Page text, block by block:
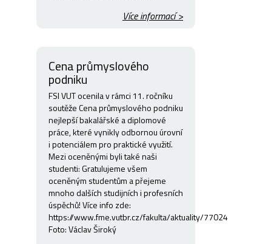
Více informací >
Cena průmyslového
podniku
FSI VUT ocenila v rámci 11. ročníku
soutěže Cena průmyslového podniku
nejlepší bakalářské a diplomové
práce, které vynikly odbornou úrovní
i potenciálem pro praktické využití.
Mezi oceněnými byli také naši
studenti: Gratulujeme všem
oceněným studentům a přejeme
mnoho dalších studijních i profesních
úspěchů! Více info zde:
https://www.fme.vutbr.cz/fakulta/aktuality/77024
Foto: Václav Široký